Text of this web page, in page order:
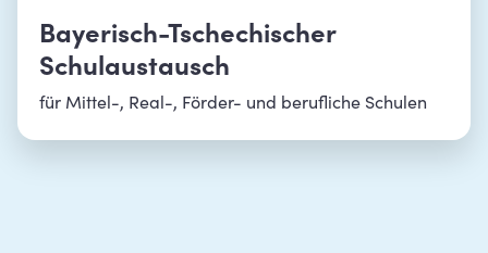
Bayerisch-Tschechischer
Schulaustausch
für Mittel-, Real-, Förder- und berufliche Schulen